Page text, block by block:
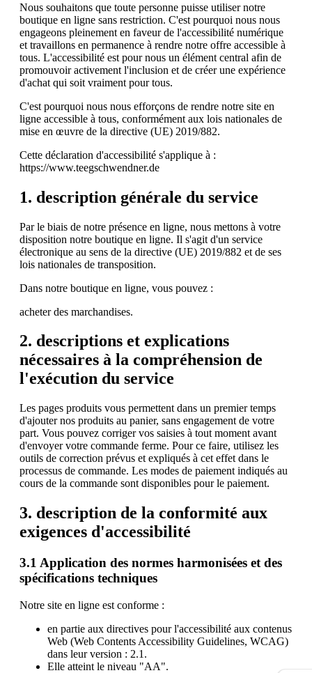
Nous souhaitons que toute personne puisse utiliser notre
boutique en ligne sans restriction. C'est pourquoi nous nous
engageons pleinement en faveur de l'accessibilité numérique
et travaillons en permanence à rendre notre offre accessible à
tous. L'accessibilité est pour nous un élément central afin de
promouvoir activement l'inclusion et de créer une expérience
d'achat qui soit vraiment pour tous.
C'est pourquoi nous nous efforçons de rendre notre site en
ligne accessible à tous, conformément aux lois nationales de
mise en œuvre de la directive (UE) 2019/882.
Cette déclaration d'accessibilité s'applique à :
https://www.teegschwendner.de
1. description générale du service
Par le biais de notre présence en ligne, nous mettons à votre
disposition notre boutique en ligne. Il s'agit d'un service
électronique au sens de la directive (UE) 2019/882 et de ses
lois nationales de transposition.
Dans notre boutique en ligne, vous pouvez :
acheter des marchandises.
2. descriptions et explications
nécessaires à la compréhension de
l'exécution du service
Les pages produits vous permettent dans un premier temps
d'ajouter nos produits au panier, sans engagement de votre
part. Vous pouvez corriger vos saisies à tout moment avant
d'envoyer votre commande ferme. Pour ce faire, utilisez les
outils de correction prévus et expliqués à cet effet dans le
processus de commande. Les modes de paiement indiqués au
cours de la commande sont disponibles pour le paiement.
3. description de la conformité aux
exigences d'accessibilité
3.1 Application des normes harmonisées et des
spécifications techniques
Notre site en ligne est conforme :
en partie aux directives pour l'accessibilité aux contenus
Web (Web Contents Accessibility Guidelines, WCAG)
dans leur version : 2.1.
Elle atteint le niveau "AA".